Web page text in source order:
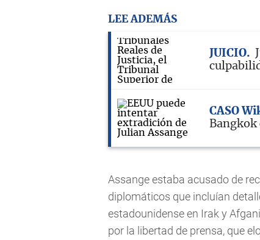
LEE ADEMÁS
JUICIO
CASO
Bangkok
Assange estaba acusado de
diplomáticos que incluían
estadounidense en Irak y
por la libertad de prensa, que